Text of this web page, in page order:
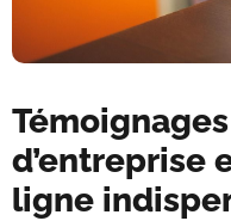
d’entreprise
ligne